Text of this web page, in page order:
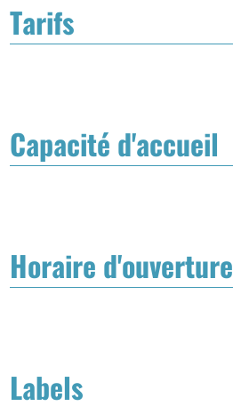
Tarifs
Capacité d'accueil
Horaire d'ouverture
Labels